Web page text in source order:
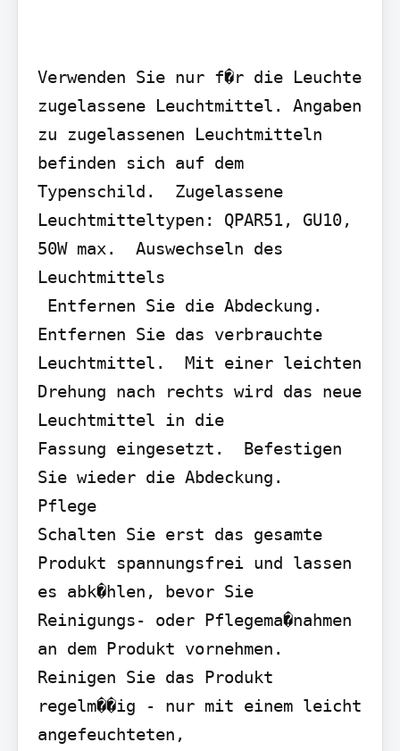
Verwenden Sie nur f�r die Leuchte
zugelassene Leuchtmittel. Angaben
zu zugelassenen Leuchtmitteln
befinden sich auf dem
Typenschild.  Zugelassene
Leuchtmitteltypen: QPAR51, GU10,
50W max.  Auswechseln des
Leuchtmittels
Entfernen Sie das verbrauchte
Leuchtmittel.  Mit einer leichten
Drehung nach rechts wird das neue
Leuchtmittel in die
Fassung eingesetzt.  Befestigen
Sie wieder die Abdeckung.
Pflege
Schalten Sie erst das gesamte
Produkt spannungsfrei und lassen
es abk�hlen, bevor Sie
Reinigungs- oder Pflegema�nahmen
an dem Produkt vornehmen.
Reinigen Sie das Produkt
regelm��ig - nur mit einem leicht
angefeuchteten,